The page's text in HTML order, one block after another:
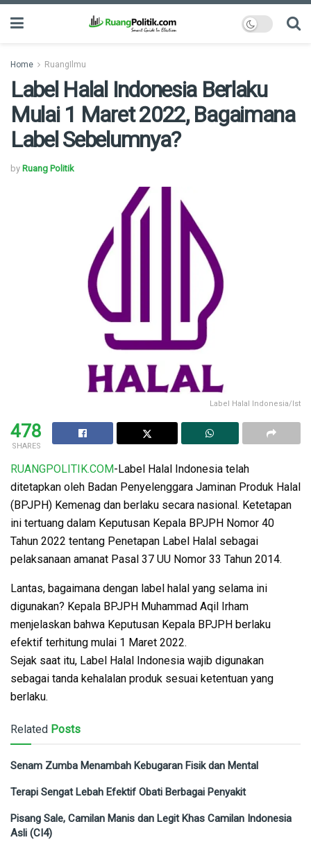
Home RuangIlmu
Label Halal Indonesia Berlaku
Mulai 1 Maret 2022, Bagaimana
Label Sebelumnya?
by Ruang Politik
Label Halal Indonesia/Ist
478
SHARES
RUANGPOLITIK.COM-Label Halal Indonesia telah
ditetapkan oleh Badan Penyelenggara Jaminan Produk Halal
(BPJPH) Kemenag dan berlaku secara nasional. Ketetapan
ini tertuang dalam Keputusan Kepala BPJPH Nomor 40
Tahun 2022 tentang Penetapan Label Halal sebagai
pelaksanaan amanat Pasal 37 UU Nomor 33 Tahun 2014.
Lantas, bagaimana dengan label halal yang selama ini
digunakan? Kepala BPJPH Muhammad Aqil Irham
menjelaskan bahwa Keputusan Kepala BPJPH berlaku
efektif terhitung mulai 1 Maret 2022.
Sejak saat itu, Label Halal Indonesia wajib digunakan
sebagai tanda kehalalan produk sesuai ketentuan yang
berlaku.
Related Posts
Senam Zumba Menambah Kebugaran Fisik dan Mental
Terapi Sengat Lebah Efektif Obati Berbagai Penyakit
Pisang Sale, Camilan Manis dan Legit Khas Camilan Indonesia
Asli (CI4)